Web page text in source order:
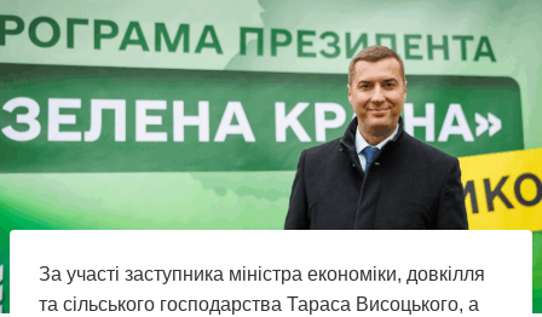
За участі заступника міністра економіки, довкілля
та сільського господарства Тараса Висоцького, а